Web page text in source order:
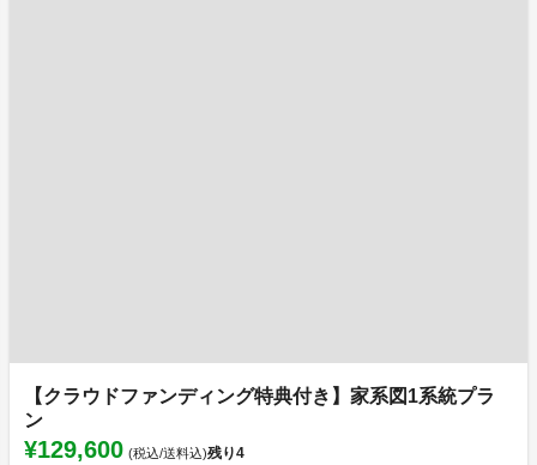
【クラウドファンディング特典付き】家系図1系統プラ
ン
¥129,600 (税込/送料込)残り4